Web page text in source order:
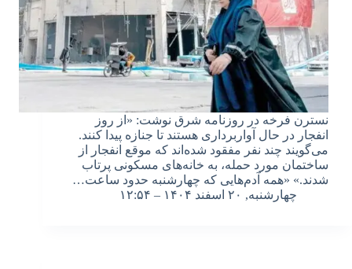
نسترن فرخه در روزنامه شرق نوشت: «از روز
انفجار در حال آواربرداری هستند تا جنازه پیدا کنند.
می‌گویند چند نفر مفقود شده‌اند که موقع انفجار از
ساختمان مورد حمله، به خانه‌های مسکونی پرتاب
شدند.» «همه آدم‌هایی که چهارشنبه حدود ساعت…
چهارشنبه, ۲۰ اسفند ۱۴۰۴ – ۱۲:۵۴